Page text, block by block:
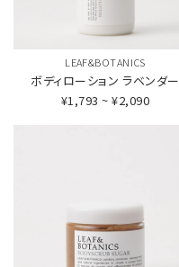
LEAF&BOTANICS
ボディローション ラベンダー
¥1,793 ~ ¥2,090